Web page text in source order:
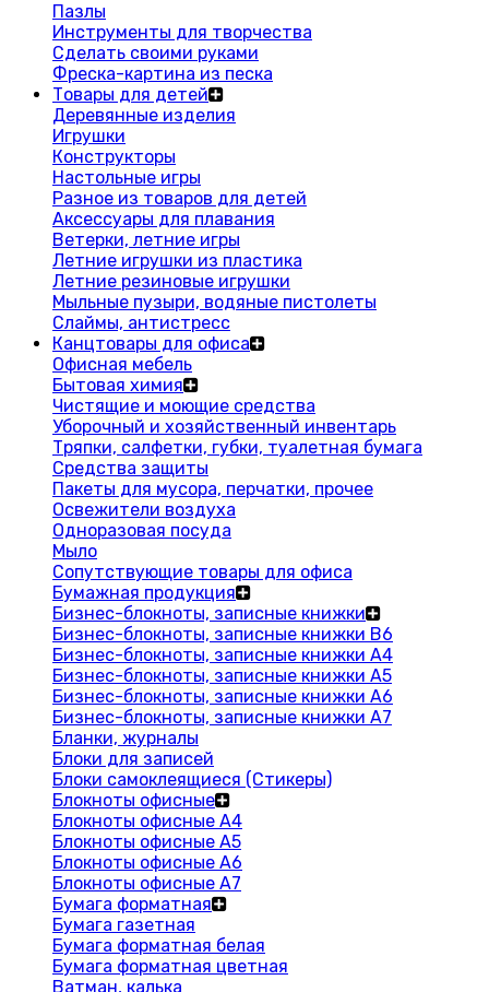
Пазлы
Инструменты для творчества
Сделать своими руками
Фреска-картина из песка
Товары для детей
Деревянные изделия
Игрушки
Конструкторы
Настольные игры
Разное из товаров для детей
Аксессуары для плавания
Ветерки, летние игры
Летние игрушки из пластика
Летние резиновые игрушки
Мыльные пузыри, водяные пистолеты
Слаймы, антистресс
Канцтовары для офиса
Офисная мебель
Бытовая химия
Чистящие и моющие средства
Уборочный и хозяйственный инвентарь
Тряпки, салфетки, губки, туалетная бумага
Средства защиты
Пакеты для мусора, перчатки, прочее
Освежители воздуха
Одноразовая посуда
Мыло
Сопутствующие товары для офиса
Бумажная продукция
Бизнес-блокноты, записные книжки
Бизнес-блокноты, записные книжки В6
Бизнес-блокноты, записные книжки A4
Бизнес-блокноты, записные книжки А5
Бизнес-блокноты, записные книжки А6
Бизнес-блокноты, записные книжки А7
Бланки, журналы
Блоки для записей
Блоки самоклеящиеся (Стикеры)
Блокноты офисные
Блокноты офисные A4
Блокноты офисные A5
Блокноты офисные A6
Блокноты офисные A7
Бумага форматная
Бумага газетная
Бумага форматная белая
Бумага форматная цветная
Ватман, калька